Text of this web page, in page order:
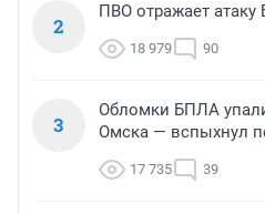
2
ПВО отражает
18 979 90
3
Обломки БПЛА
Омска — вспыхнул
17 735 39